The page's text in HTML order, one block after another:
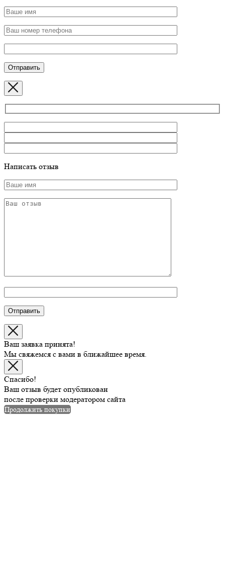
Написать отзыв
Ваш заявка принята!
Мы свяжемся с вами в ближайшее время.
Спасибо!
Ваш отзыв будет опубликован
после проверки модератором сайта
Продолжить покупки